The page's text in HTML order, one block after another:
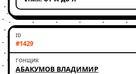
#1429
АБАКУМОВ ВЛАДИМИР